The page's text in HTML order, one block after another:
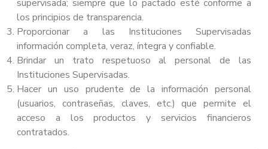
supervisada; siempre que lo pactado esté conforme a
los principios de transparencia.
Proporcionar a las Instituciones Supervisadas
información completa, veraz, íntegra y confiable.
Brindar un trato respetuoso al personal de las
Instituciones Supervisadas.
Hacer un uso prudente de la información personal
(usuarios, contraseñas, claves, etc.) que permite el
acceso a los productos y servicios financieros
contratados.